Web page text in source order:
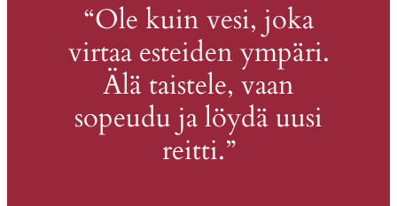
“Ole kuin vesi, joka
virtaa esteiden ympäri.
Älä taistele, vaan
sopeudu ja löydä uusi
reitti.”